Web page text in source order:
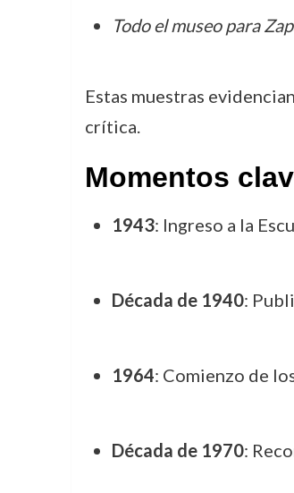
Todo el museo para
Estas muestras
crítica.
Momentos
1943: Ingreso a la
Década de 1940:
1964: Comienzo de
Década de 1970: